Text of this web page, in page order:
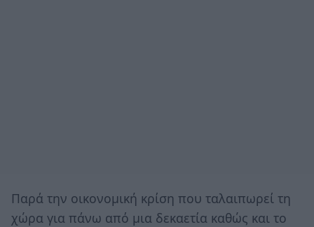
Παρά την οικονομική κρίση που ταλαιπωρεί τη
χώρα για πάνω από μια δεκαετία καθώς και το